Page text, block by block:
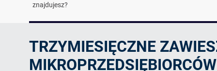
znajdujesz?
TRZYMIESIĘCZNE
MIKROPRZEDSIĘBIORCÓW